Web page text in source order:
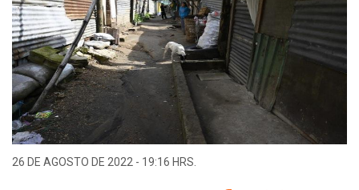
26 DE AGOSTO DE 2022 - 19:16 HRS.